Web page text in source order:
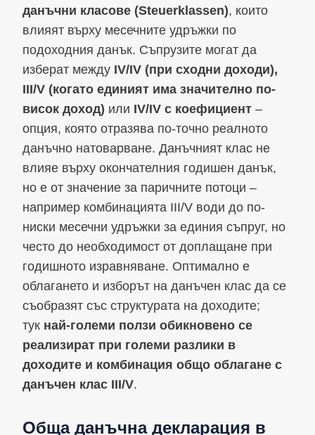
данъчни класове (Steuerklassen), които
влияят върху месечните удръжки по
подоходния данък. Съпрузите могат да
изберат между IV/IV (при сходни доходи),
III/V (когато единият има значително по-
висок доход) или IV/IV с коефициент –
опция, която отразява по-точно реалното
данъчно натоварване. Данъчният клас не
влияе върху окончателния годишен данък,
но е от значение за паричните потоци –
например комбинацията III/V води до по-
ниски месечни удръжки за единия съпруг, но
често до необходимост от доплащане при
годишното изравняване. Оптимално е
облагането и изборът на данъчен клас да се
съобразят със структурата на доходите;
тук най-големи ползи обикновено се
реализират при големи разлики в
доходите и комбинация общо облагане с
данъчен клас III/V.
Обща данъчна декларация в